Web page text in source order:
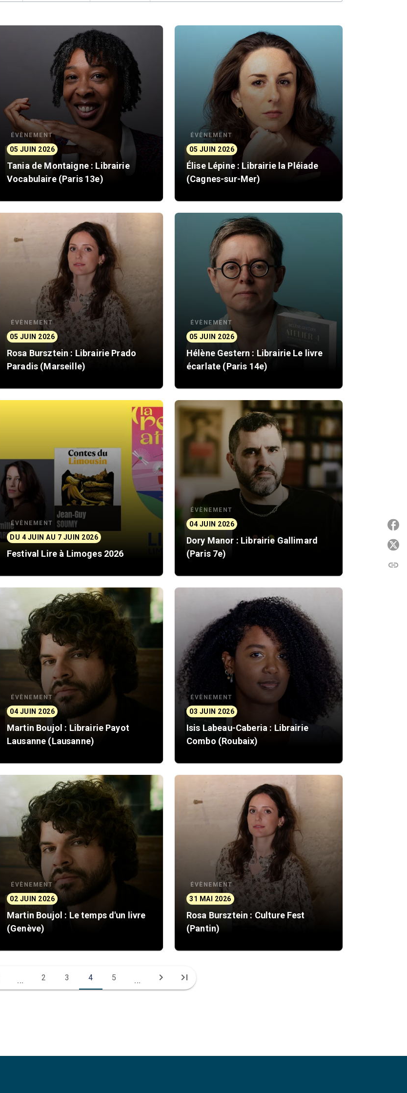
ÉVÈNEMENT
05 JUIN 2026
Tania de Montaigne : Librairie
Vocabulaire (Paris 13e)
ÉVÈNEMENT
05 JUIN 2026
Élise Lépine : Librairie la Pléiade
(Cagnes-sur-Mer)
ÉVÈNEMENT
05 JUIN 2026
Rosa Bursztein : Librairie Prado
Paradis (Marseille)
ÉVÈNEMENT
05 JUIN 2026
Hélène Gestern : Librairie Le livre
écarlate (Paris 14e)
ÉVÈNEMENT
DU 4 JUIN AU 7 JUIN 2026
Festival Lire à Limoges 2026
ÉVÈNEMENT
04 JUIN 2026
Dory Manor : Librairie Gallimard
(Paris 7e)
ÉVÈNEMENT
04 JUIN 2026
Martin Boujol : Librairie Payot
Lausanne (Lausanne)
ÉVÈNEMENT
03 JUIN 2026
Isis Labeau-Caberia : Librairie
Combo (Roubaix)
ÉVÈNEMENT
02 JUIN 2026
Martin Boujol : Le temps d'un livre
(Genève)
ÉVÈNEMENT
31 MAI 2026
Rosa Bursztein : Culture Fest
(Pantin)
... 2 3 4 5 ... chevron_right last_page
link